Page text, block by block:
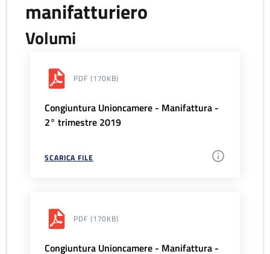
manifatturiero
Volumi
PDF (170KB)
Congiuntura Unioncamere - Manifattura -
2° trimestre 2019
SCARICA FILE
PDF (170KB)
Congiuntura Unioncamere - Manifattura -